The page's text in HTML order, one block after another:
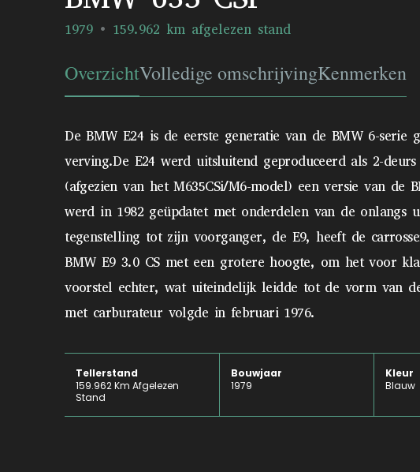
1979 159.962 km afgelezen stand
OverzichtVolledige omschrijvingKenmerken
De BMW E24 is de eerste generatie van de BMW 6-
verving.De E24 werd uitsluitend geproduceerd als 2-
(afgezien van het M635CSi/M6-model) een versie van
werd in 1982 geüpdatet met onderdelen van de onlangs
tegenstelling tot zijn voorganger, de E9, heeft de
BMW E9 3.0 CS met een grotere hoogte, om het voor
voorstel echter, wat uiteindelijk leidde tot de vorm van
met carburateur volgde in februari 1976.
Tellerstand
159.962 Km Afgelezen
Stand
Bouwjaar
1979
Kleur
Blauw